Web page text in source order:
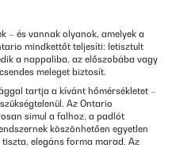
– és vannak olyanok, amelyek a
mindkettőt teljesíti: letisztult
a nappaliba, az előszobába vagy
meleget biztosít.
tartja a kívánt hőmérsékletet –
Az Ontario
simul a falhoz, a padlót
köszönhetően egyetlen
elegáns forma marad. Az